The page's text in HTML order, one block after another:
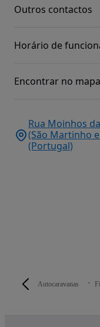
Autocaravanas
Outros contactos
Horário de
Encontrar no mapa
Rua Moinhos
(São Martinho
(Portugal)